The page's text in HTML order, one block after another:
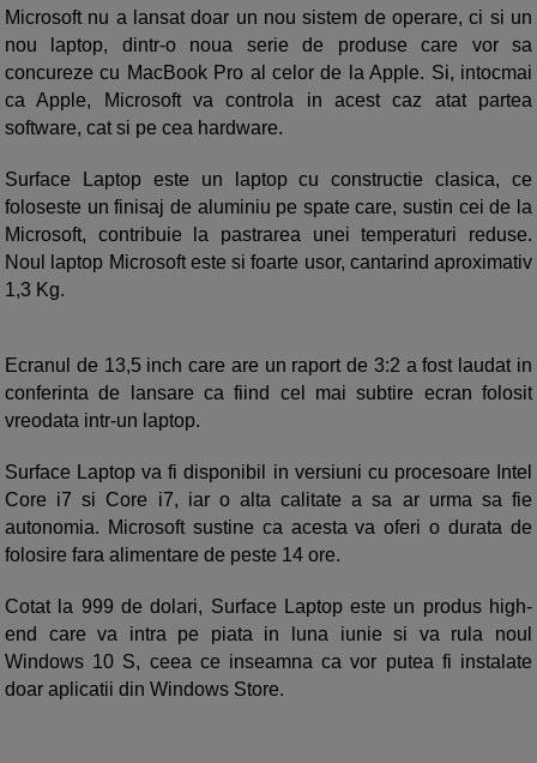
Microsoft nu a lansat doar un nou sistem de operare, ci si un
nou laptop, dintr-o noua serie de produse care vor sa
concureze cu MacBook Pro al celor de la Apple. Si, intocmai
ca Apple, Microsoft va controla in acest caz atat partea
software, cat si pe cea hardware.
Surface Laptop este un laptop cu constructie clasica, ce
foloseste un finisaj de aluminiu pe spate care, sustin cei de la
Microsoft, contribuie la pastrarea unei temperaturi reduse.
Noul laptop Microsoft este si foarte usor, cantarind aproximativ
1,3 Kg.
Ecranul de 13,5 inch care are un raport de 3:2 a fost laudat in
conferinta de lansare ca fiind cel mai subtire ecran folosit
vreodata intr-un laptop.
Surface Laptop va fi disponibil in versiuni cu procesoare Intel
Core i7 si Core i7, iar o alta calitate a sa ar urma sa fie
autonomia. Microsoft sustine ca acesta va oferi o durata de
folosire fara alimentare de peste 14 ore.
Cotat la 999 de dolari, Surface Laptop este un produs high-
end care va intra pe piata in luna iunie si va rula noul
Windows 10 S, ceea ce inseamna ca vor putea fi instalate
doar aplicatii din Windows Store.